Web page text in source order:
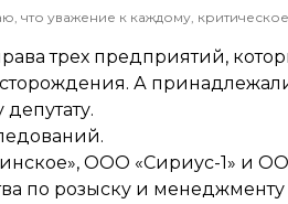
трех предприятий,
А
ООО «Сириус-1» и
по розыску и